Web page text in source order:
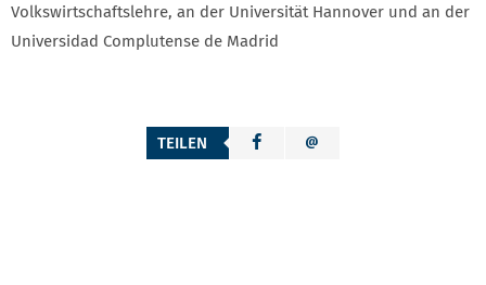
Volkswirtschaftslehre, an der Universität Hannover und an der
Universidad Complutense de Madrid
TEILEN